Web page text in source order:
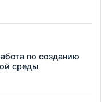
по созданию
среды